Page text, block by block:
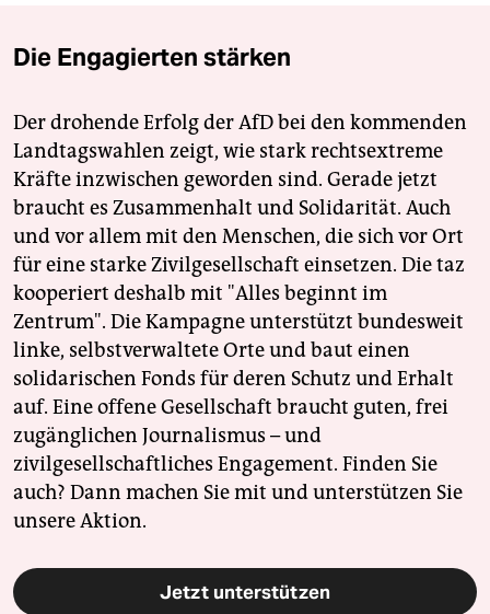
Die Engagierten stärken
Der drohende Erfolg der AfD bei den kommenden
Landtagswahlen zeigt, wie stark rechtsextreme
Kräfte inzwischen geworden sind. Gerade jetzt
braucht es Zusammenhalt und Solidarität. Auch
und vor allem mit den Menschen, die sich vor Ort
für eine starke Zivilgesellschaft einsetzen. Die taz
kooperiert deshalb mit "Alles beginnt im
Zentrum". Die Kampagne unterstützt bundesweit
linke, selbstverwaltete Orte und baut einen
solidarischen Fonds für deren Schutz und Erhalt
auf. Eine offene Gesellschaft braucht guten, frei
zugänglichen Journalismus – und
zivilgesellschaftliches Engagement. Finden Sie
auch? Dann machen Sie mit und unterstützen Sie
unsere Aktion.
Jetzt unterstützen